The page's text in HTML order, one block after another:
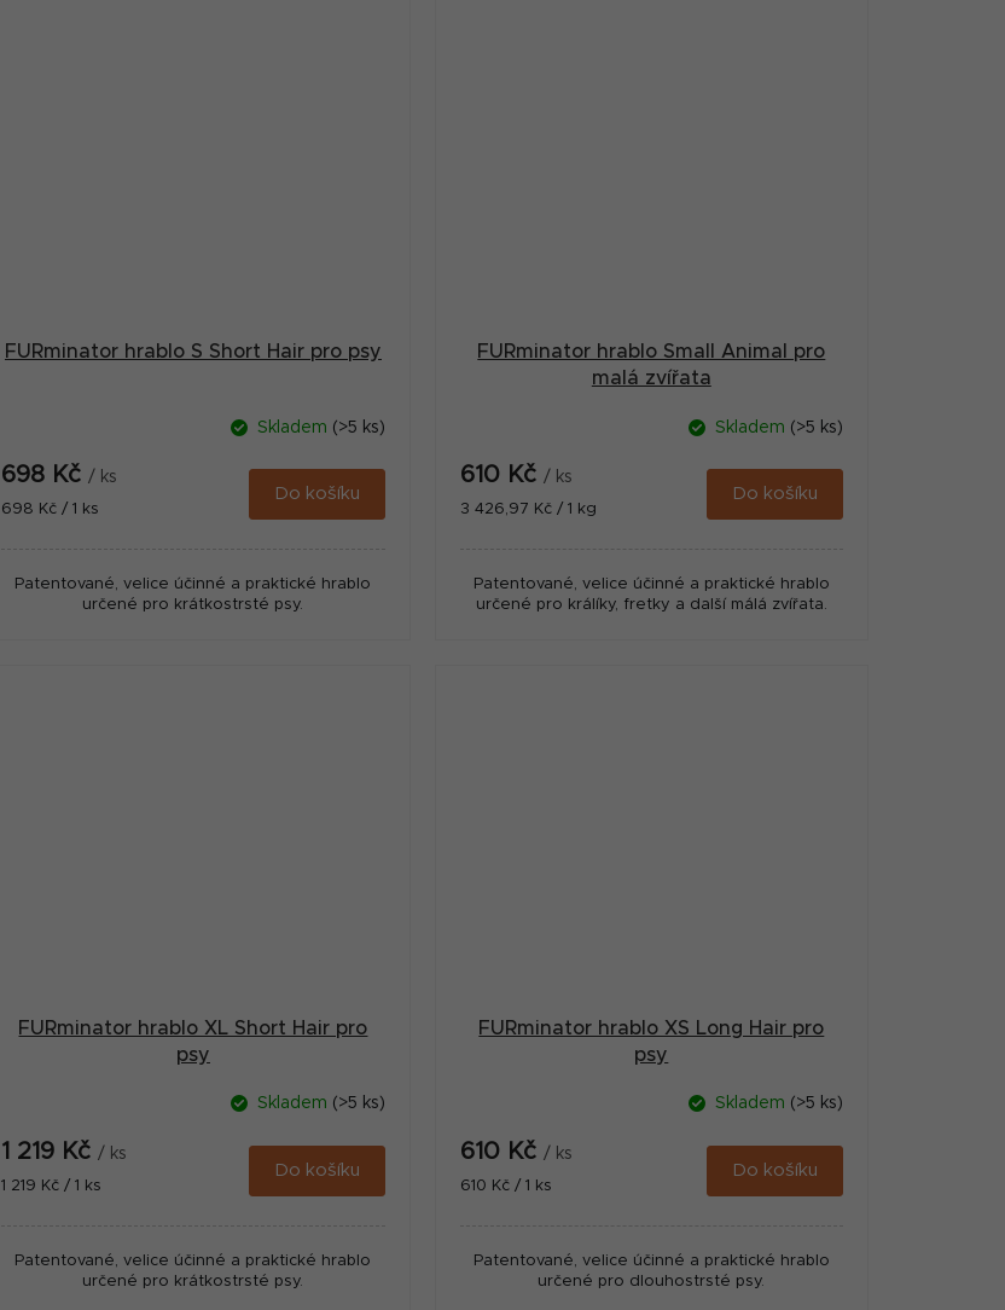
FURminator hrablo S Short Hair pro psy
Skladem (>5 ks)
698 Kč/ ks
Měrná
698 Kč / 1 ks
Do košíku
Patentované, velice účinné a praktické hrablo
určené pro krátkostrsté psy.
FURminator hrablo Small Animal pro
malá zvířata
Skladem (>5 ks)
610 Kč / ks
Měrná
3 426,97 Kč / 1 kg
Do košíku
Patentované, velice účinné a praktické hrablo
určené pro králíky, fretky a další málá zvířata.
FURminator hrablo XL Short Hair pro
psy
Skladem (>5 ks)
1 219 Kč / ks
Měrná
1 219 Kč / 1 ks
Do košíku
Patentované, velice účinné a praktické hrablo
určené pro krátkostrsté psy.
FURminator hrablo XS Long Hair pro
psy
Skladem (>5 ks)
610 Kč / ks
Měrná
610 Kč / 1 ks
Do košíku
Patentované, velice účinné a praktické hrablo
určené pro dlouhostrsté psy.